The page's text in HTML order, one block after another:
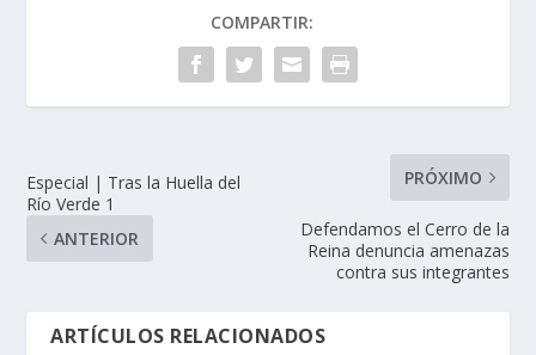
COMPARTIR:
Especial | Tras la Huella del
Río Verde 1
ANTERIOR
PRÓXIMO
Defendamos el Cerro de la
Reina denuncia amenazas
contra sus integrantes
ARTÍCULOS RELACIONADOS